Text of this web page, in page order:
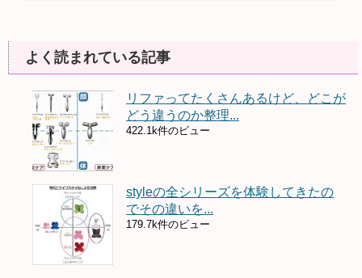
よく読まれている記事
リファってたくさんあるけど、どこが
どう違うのか整理...
422.1k件のビュー
styleの全シリーズを体験してきたの
でその違いを...
179.7k件のビュー